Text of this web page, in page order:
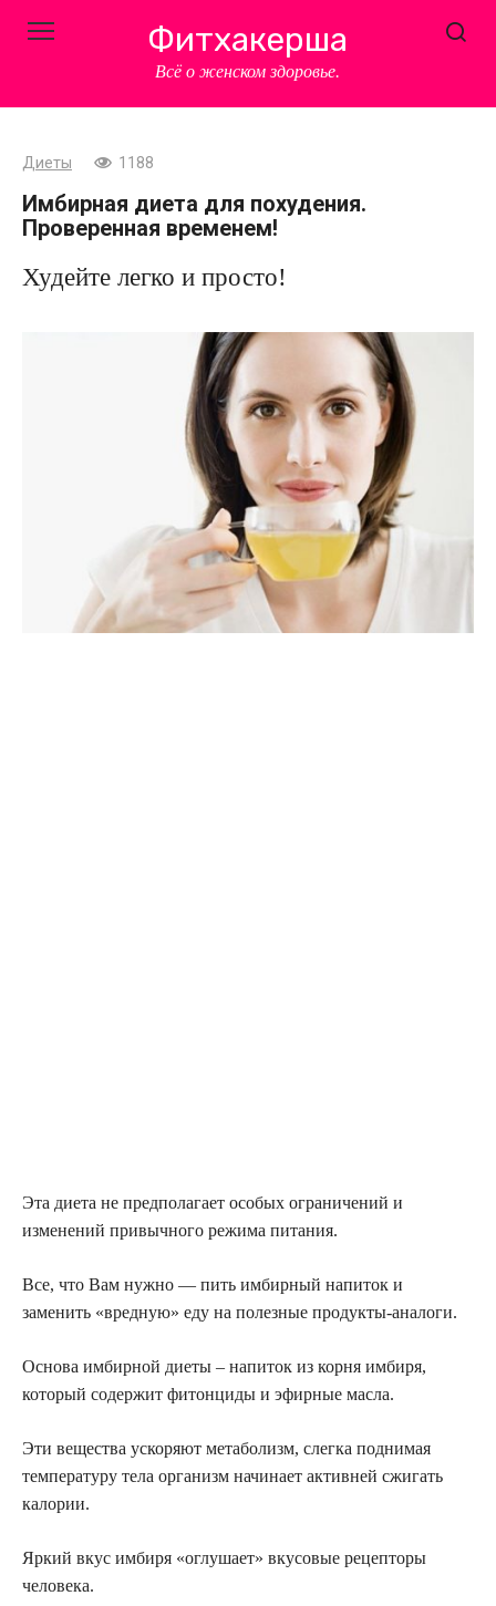
Фитхакерша
Всё о женском здоровье.
Диеты 1188
Имбирная диета для похудения.
Проверенная временем!
Худейте легко и просто!
Эта диета не предполагает особых ограничений и
изменений привычного режима питания.
Все, что Вам нужно — пить имбирный напиток и
заменить «вредную» еду на полезные продукты-аналоги.
Основа имбирной диеты – напиток из корня имбиря,
который содержит фитонциды и эфирные масла.
Эти вещества ускоряют метаболизм, слегка поднимая
температуру тела организм начинает активней сжигать
калории.
Яркий вкус имбиря «оглушает» вкусовые рецепторы
человека.